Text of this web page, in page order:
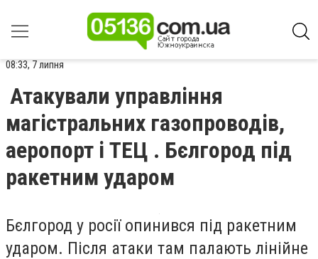
08:33, 7 липня
Атакували управління
магістральних газопроводів,
аеропорт і ТЕЦ . Бєлгород під
ракетним ударом
Бєлгород у росії опинився під ракетним
ударом. Після атаки там палають лінійне